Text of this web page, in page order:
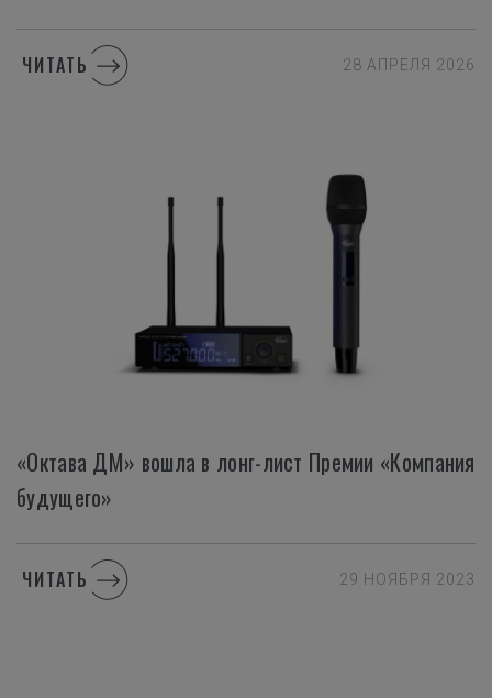
ЧИТАТЬ 28 АПРЕЛЯ 2026
«Октава ДМ» вошла в лонг-лист Премии «Компания
будущего»
ЧИТАТЬ 29 НОЯБРЯ 2023